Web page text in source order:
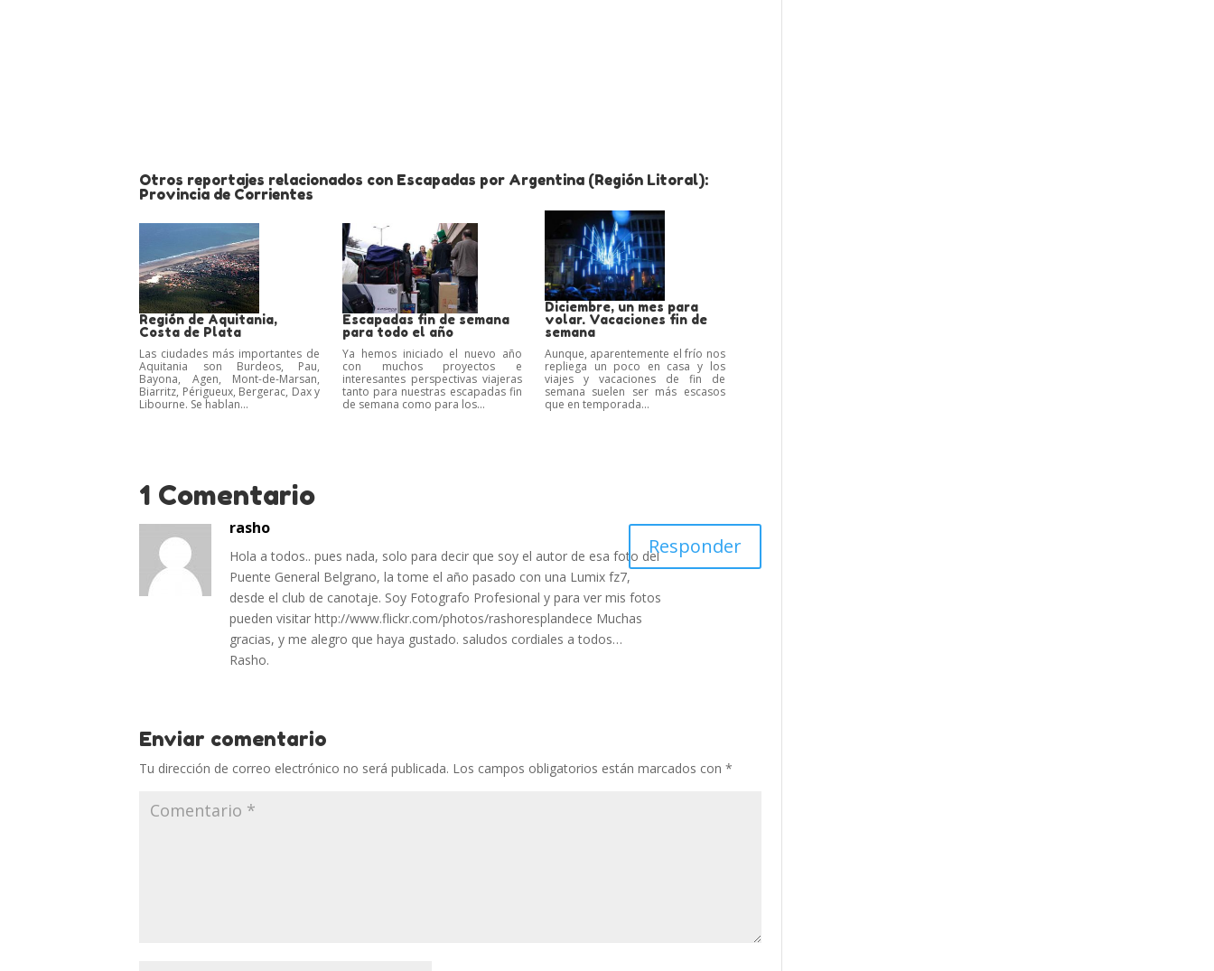
Otros reportajes relacionados con Escapadas por Argentina (Región Litoral):
Provincia de Corrientes
Región de Aquitania,
Costa de Plata
Las ciudades más importantes de
Aquitania son Burdeos, Pau,
Bayona, Agen, Mont-de-Marsan,
Biarritz, Périgueux, Bergerac, Dax y
Libourne. Se hablan...
Escapadas fin de semana
para todo el año
Ya hemos iniciado el nuevo año
con muchos proyectos e
interesantes perspectivas viajeras
tanto para nuestras escapadas fin
de semana como para los...
Diciembre, un mes para
volar. Vacaciones fin de
semana
Aunque, aparentemente el frío nos
repliega un poco en casa y los
viajes y vacaciones de fin de
semana suelen ser más escasos
que en temporada...
1 Comentario
rasho
Hola a todos.. pues nada, solo para decir que soy el autor de esa foto del
Puente General Belgrano, la tome el año pasado con una Lumix fz7,
desde el club de canotaje. Soy Fotografo Profesional y para ver mis fotos
pueden visitar http://www.flickr.com/photos/rashoresplandece Muchas
gracias, y me alegro que haya gustado. saludos cordiales a todos…
Rasho.
Responder
Enviar comentario
Tu dirección de correo electrónico no será publicada. Los campos obligatorios están marcados con*